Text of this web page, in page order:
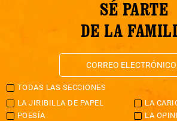
SÉ PARTE
DE LA
TODAS LAS SECCIONES
LA JIRIBILLA DE PAPEL
LA
POESÍA
LA